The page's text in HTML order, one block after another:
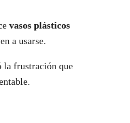
vasos plásticos
a usarse.
la frustración que